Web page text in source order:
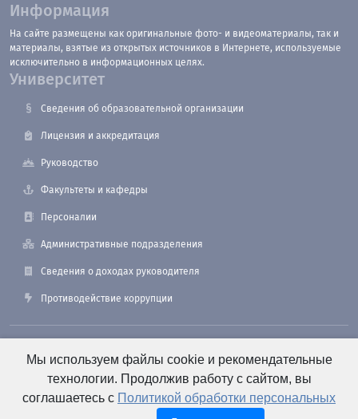
Информация
На сайте размещены как оригинальные фото- и видеоматериалы, так и
материалы, взятые из открытых источников в Интернете, используемые
исключительно в информационных целях.
Университет
Сведения об образовательной организации
Лицензия и аккредитация
Руководство
Факультеты и кафедры
Персоналии
Административные подразделения
Сведения о доходах руководителя
Противодействие коррупции
190121, Санкт-Петербург, ул. Лоцманская, 3
+7 (812) 495-26-48 Оперативный дежурный
Мы используем файлы cookie и рекомендательные
технологии. Продолжив работу с сайтом, вы
соглашаетесь с Политикой обработки персональных